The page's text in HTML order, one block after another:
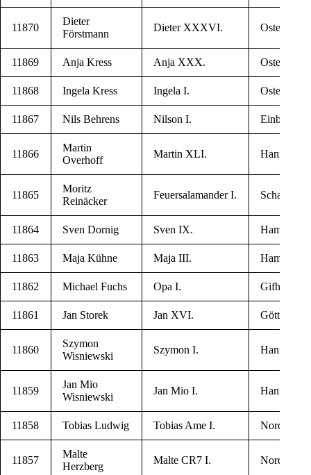
11870
Die­ter
Förstmann
Die­ter XXXVI. Oste­ro­de
11869 Anja Kress Anja XXX. Oste­ro­de
11868 Inge­la Kress Inge­la I. Oste­ro­de
11867 Nils Behrens Nil­son I. Ein­beck
11866
Mar­tin
Overhoff
Mar­tin XLI. Han­no­ver
11865
Moritz
Reinäcker
Feu­er­sa­la­man­der I.
11864 Sven Dornig Sven IX. Hameln
11863 Maja Kühne Maja III. Hameln
11862 Michael Fuchs Opa I. Gif­horn
11861 Jan Storek Jan XVI. Göt­tin­gen
11860
Szy­mon
Wisniewski
Szy­mon I. Han­no­ver
11859
Jan Mio
Wisniewski
Jan Mio I. Han­no­ver
11858 Tobi­as Ludwig Tobi­as Ame I.
11857
Mal­te
Herzberg
Mal­te CR7 I.